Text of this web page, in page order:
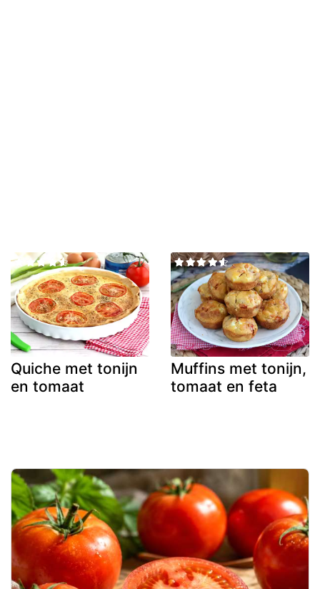
Quiche met tonijn
en tomaat
Muffins met tonijn,
tomaat en feta